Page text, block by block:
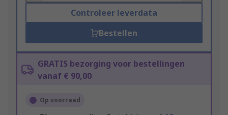
Controleer leverdata
Bestellen
GRATIS bezorging voor bestellingen
vanaf € 90,00
Op voorraad